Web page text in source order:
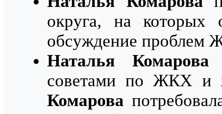
округа, на которых
обсуждение проблем
Наталья Комарова
советами по ЖКХ и
Комарова